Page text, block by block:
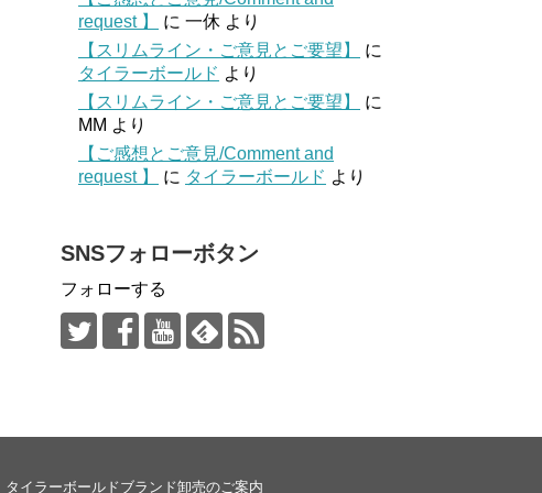
request 】
に 一休 より
【スリムライン・ご意見とご要望】
に
タイラーボールド より
【スリムライン・ご意見とご要望】
に
MM より
【ご感想とご意見/Comment and
request 】
に タイラーボールド より
SNSフォローボタン
フォローする
タイラーボールドブランド卸売のご案内